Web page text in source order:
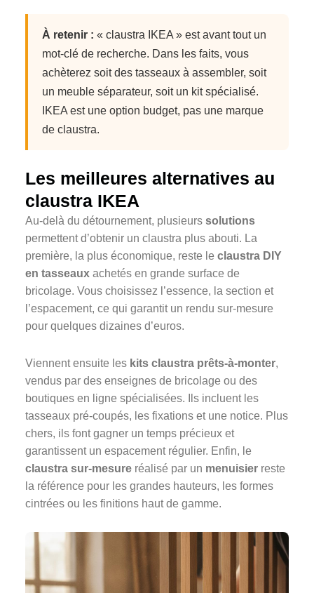
À retenir : « claustra IKEA » est avant tout un
mot-clé de recherche. Dans les faits, vous
achèterez soit des tasseaux à assembler, soit
un meuble séparateur, soit un kit spécialisé.
IKEA est une option budget, pas une marque
de claustra.
Les meilleures alternatives au
claustra IKEA
Au-delà du détournement, plusieurs solutions
permettent d’obtenir un claustra plus abouti. La
première, la plus économique, reste le claustra DIY
en tasseaux achetés en grande surface de
bricolage. Vous choisissez l’essence, la section et
l’espacement, ce qui garantit un rendu sur-mesure
pour quelques dizaines d’euros.
Viennent ensuite les kits claustra prêts-à-monter,
vendus par des enseignes de bricolage ou des
boutiques en ligne spécialisées. Ils incluent les
tasseaux pré-coupés, les fixations et une notice. Plus
chers, ils font gagner un temps précieux et
garantissent un espacement régulier. Enfin, le
claustra sur-mesure réalisé par un menuisier reste
la référence pour les grandes hauteurs, les formes
cintrées ou les finitions haut de gamme.